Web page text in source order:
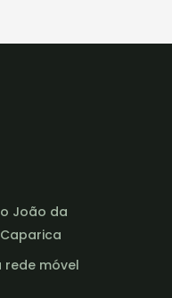
João da
rede móvel